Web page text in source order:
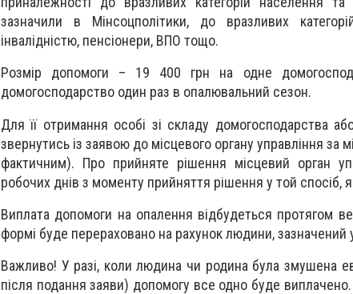
зазначили в Мінсоцполітики, до вразливих
інвалідністю, пенсіонери, ВПО тощо.
Розмір допомоги – 19 400 грн на одне
домогосподарство один раз в опалювальний сезон.
Для її отримання особі зі складу домогосподарства
звернутись із заявою до місцевого органу управління
фактичним). Про прийняте рішення місцевий орган
робочих днів з моменту прийняття рішення у той спосіб,
Виплата допомоги на опалення відбудеться протягом
формі буде перераховано на рахунок людини, зазначений
Важливо! У разі, коли людина чи родина була змушена
після подання заяви) допомогу все одно буде